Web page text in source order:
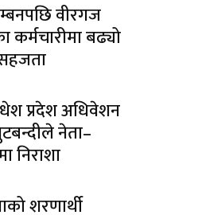
वीरगज
कर्मचारीमा बढ्यो
प्रदेश अधिवेशन
नेता–
निराशा
शरणार्थी